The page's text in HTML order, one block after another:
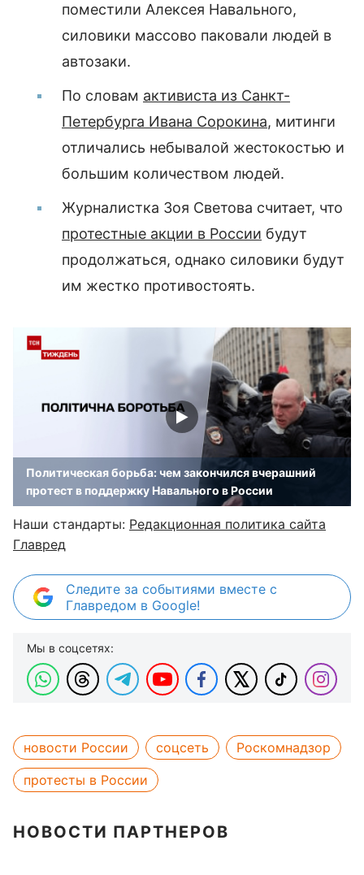
поместили Алексея Навального,
силовики массово паковали людей в
автозаки.
По словам активиста из Санкт-
Петербурга Ивана Сорокина, митинги
отличались небывалой жестокостью и
большим количеством людей.
Журналистка Зоя Светова считает, что
протестные акции в России будут
продолжаться, однако силовики будут
им жестко противостоять.
Политическая борьба: чем закончился вчерашний
протест в поддержку Навального в России
Наши стандарты: Редакционная политика сайта
Главред
Следите за событиями вместе с
Главредом в Google!
Мы в соцсетях:
новости России соцсеть
Роскомнадзор
протесты в России
НОВОСТИ ПАРТНЕРОВ